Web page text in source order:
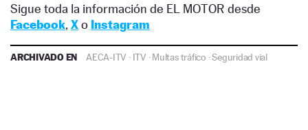
Sigue toda la información de EL MOTOR desde
Facebook, Xo Instagram
ARCHIVADO EN AECA-ITV · ITV ·Multas tráfico ·Seguridad vial